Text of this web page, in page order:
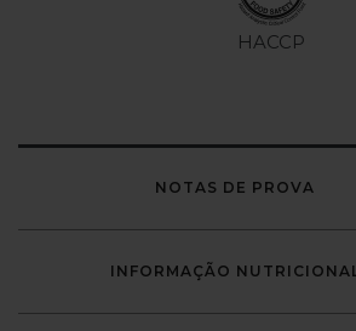
HACCP
NOTAS DE PROVA
INFORMAÇÃO NUTRICIONAL